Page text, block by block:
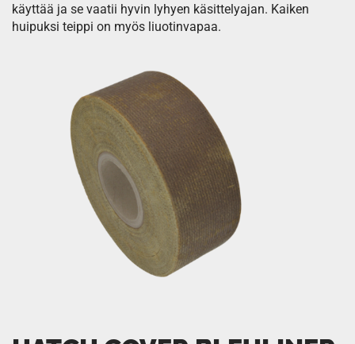
käyttää ja se vaatii hyvin lyhyen käsittelyajan. Kaiken
huipuksi teippi on myös liuotinvapaa.